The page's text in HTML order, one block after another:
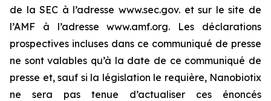
de la SEC à l’adresse www.sec.gov. et sur le site de
l’AMF à l’adresse www.amf.org. Les déclarations
prospectives incluses dans ce communiqué de presse
ne sont valables qu’à la date de ce communiqué de
presse et, sauf si la législation le requière, Nanobiotix
ne sera pas tenue d’actualiser ces énoncés